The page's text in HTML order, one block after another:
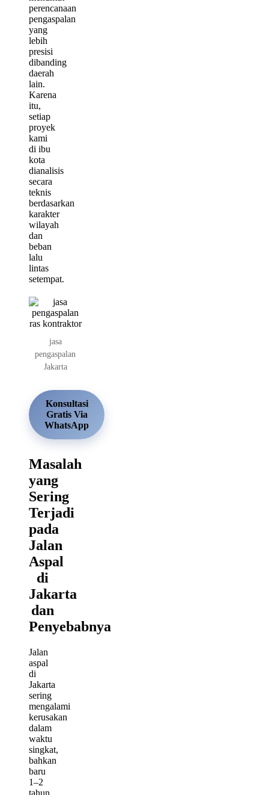
perencanaan
pengaspalan
yang
lebih
presisi
dibanding
daerah
lain.
Karena
itu,
setiap
proyek
kami
di ibu
kota
dianalisis
secara
teknis
berdasarkan
karakter
wilayah
dan
beban
lalu
lintas
setempat.
jasa
pengaspalan
Jakarta
Konsultasi
Gratis Via
WhatsApp
Masalah
yang
Sering
Terjadi
pada
Jalan
Aspal
di
Jakarta
dan
Penyebabnya
Jalan
aspal
di
Jakarta
sering
mengalami
kerusakan
dalam
waktu
singkat,
bahkan
baru
1–2
tahun